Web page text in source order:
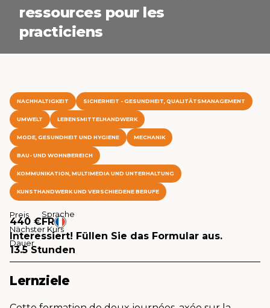
ressources pour les
practiciens
NACHHALTIGKEIT SICHERHEIT - GESUNDHEIT, QUALITÄTSMANAGEMENT
UMWELT LEBENSMITTELHANDWERK
MODE, GESUNDHEIT UND HYGIENE MECHANIK
BAU- UND WOHNBEREICH
KOMMUNIKATION, MULTIMEDIA UND UNTERHALTUNG
KUNSTHANDWERK UND VERSCHIEDENE BERUFE
Preis
440 €
Sprache
FR
Nächster Kurs
Interessiert! Füllen Sie das Formular aus.
Dauer
13.5 Stunden
Lernziele